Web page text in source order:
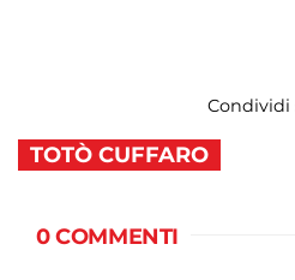
Condividi
TOTÒ CUFFARO
0 COMMENTI